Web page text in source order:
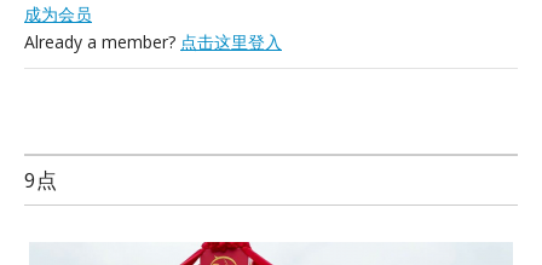
成为会员
Already a member? 点击这里登入
9点